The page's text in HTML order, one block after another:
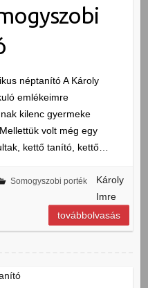
néptanító A Károly
emlékeimre
kilenc gyermeke
volt még egy
kettő tanító, kettő…
Somogyszobi porték
Károly
Imre
továbbolvasás